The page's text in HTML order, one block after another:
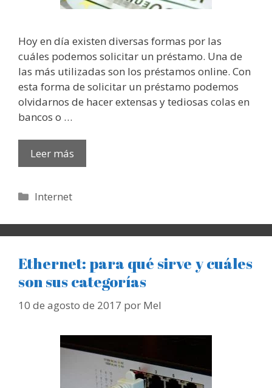
Hoy en día existen diversas formas por las
cuáles podemos solicitar un préstamo. Una de
las más utilizadas son los préstamos online. Con
esta forma de solicitar un préstamo podemos
olvidarnos de hacer extensas y tediosas colas en
bancos o …
Leer más
Categorías
Internet
Ethernet: para qué sirve y cuáles
son sus categorías
10 de agosto de 2017 por Mel